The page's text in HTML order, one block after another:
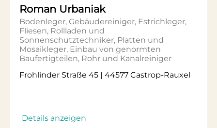
Roman Urbaniak
Bodenleger, Gebäudereiniger, Estrichleger,
Fliesen, Rollladen und
Sonnenschutztechniker, Platten und
Mosaikleger, Einbau von genormten
Baufertigteilen, Rohr und Kanalreiniger
Frohlinder Straße 45 | 44577 Castrop-Rauxel
Details anzeigen